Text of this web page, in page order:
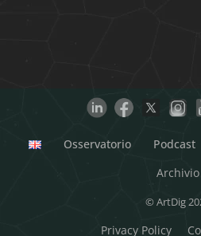
Osservatorio Podcast
Archivio
© ArtDig
Privacy Policy